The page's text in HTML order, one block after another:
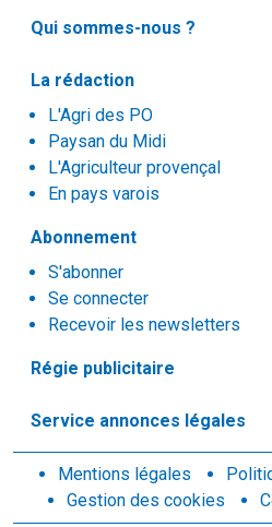
Qui sommes-nous ?
La rédaction
L'Agri des PO
Paysan du Midi
L'Agriculteur provençal
En pays varois
Abonnement
S'abonner
Se connecter
Recevoir les newsletters
Régie publicitaire
Service annonces légales
Mentions légales
Gestion des cookies